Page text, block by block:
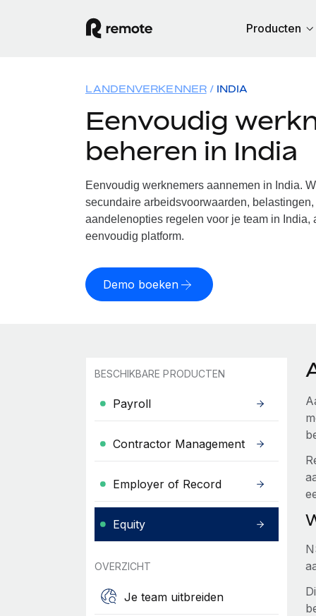
Producten
LANDENVERKENNER INDIA
Eenvoudig
beheren in India
Eenvoudig werknemers aannemen in India.
secundaire arbeidsvoorwaarden,
aandelenopties regelen voor je team in India,
eenvoudig platform.
Demo boeken
BESCHIKBARE PRODUCTEN
Payroll
Contractor Management
Employer of Record
Equity
OVERZICHT
Je team uitbreiden